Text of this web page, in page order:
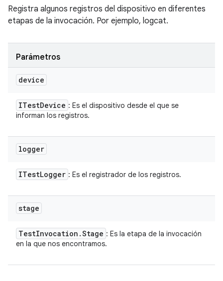
Registra algunos registros del dispositivo en diferentes
etapas de la invocación. Por ejemplo, logcat.
Parámetros
device
ITestDevice : Es el dispositivo desde el que se
informan los registros.
logger
ITestLogger : Es el registrador de los registros.
stage
TestInvocation .Stage : Es la etapa de la invocación
en la que nos encontramos.